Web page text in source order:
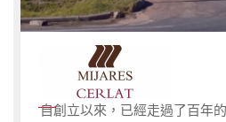
自創立以來，已經走過了百年